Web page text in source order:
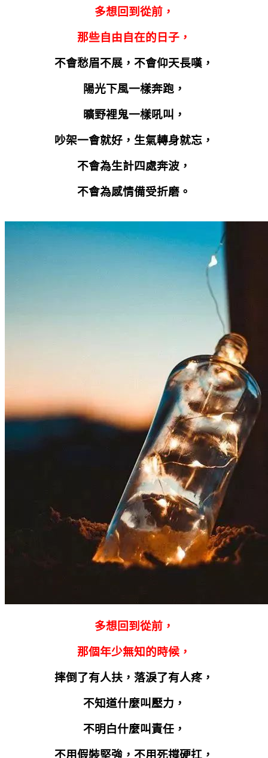
多想回到從前，
那些自由自在的日子，
不會愁眉不展，不會仰天長嘆，
陽光下風一樣奔跑，
曠野裡鬼一樣吼叫，
吵架一會就好，生氣轉身就忘，
不會為生計四處奔波，
不會為感情備受折磨。
多想回到從前，
那個年少無知的時候，
摔倒了有人扶，落淚了有人疼，
不知道什麼叫壓力，
不明白什麼叫責任，
不用假裝堅強，不用死撐硬扛，